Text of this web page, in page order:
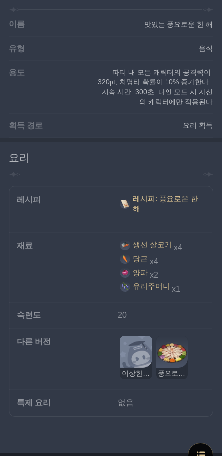
이름 맛있는 풍요로운 한 해
유형 음식
용도
파티 내 모든 캐릭터의 공격력이
320pt, 치명타 확률이 10% 증가한다.
지속 시간: 300초. 다인 모드 시 자신
의 캐릭터에만 적용된다
획득 경로 요리 획득
요리
레시피
레시피: 풍요로운 한
해
재료 생선 살코기 x4
당근 x4
양파 x2
유리주머니 x1
숙련도 20
다른 버전
이상한 풍요로운 한 해
특제 요리 없음